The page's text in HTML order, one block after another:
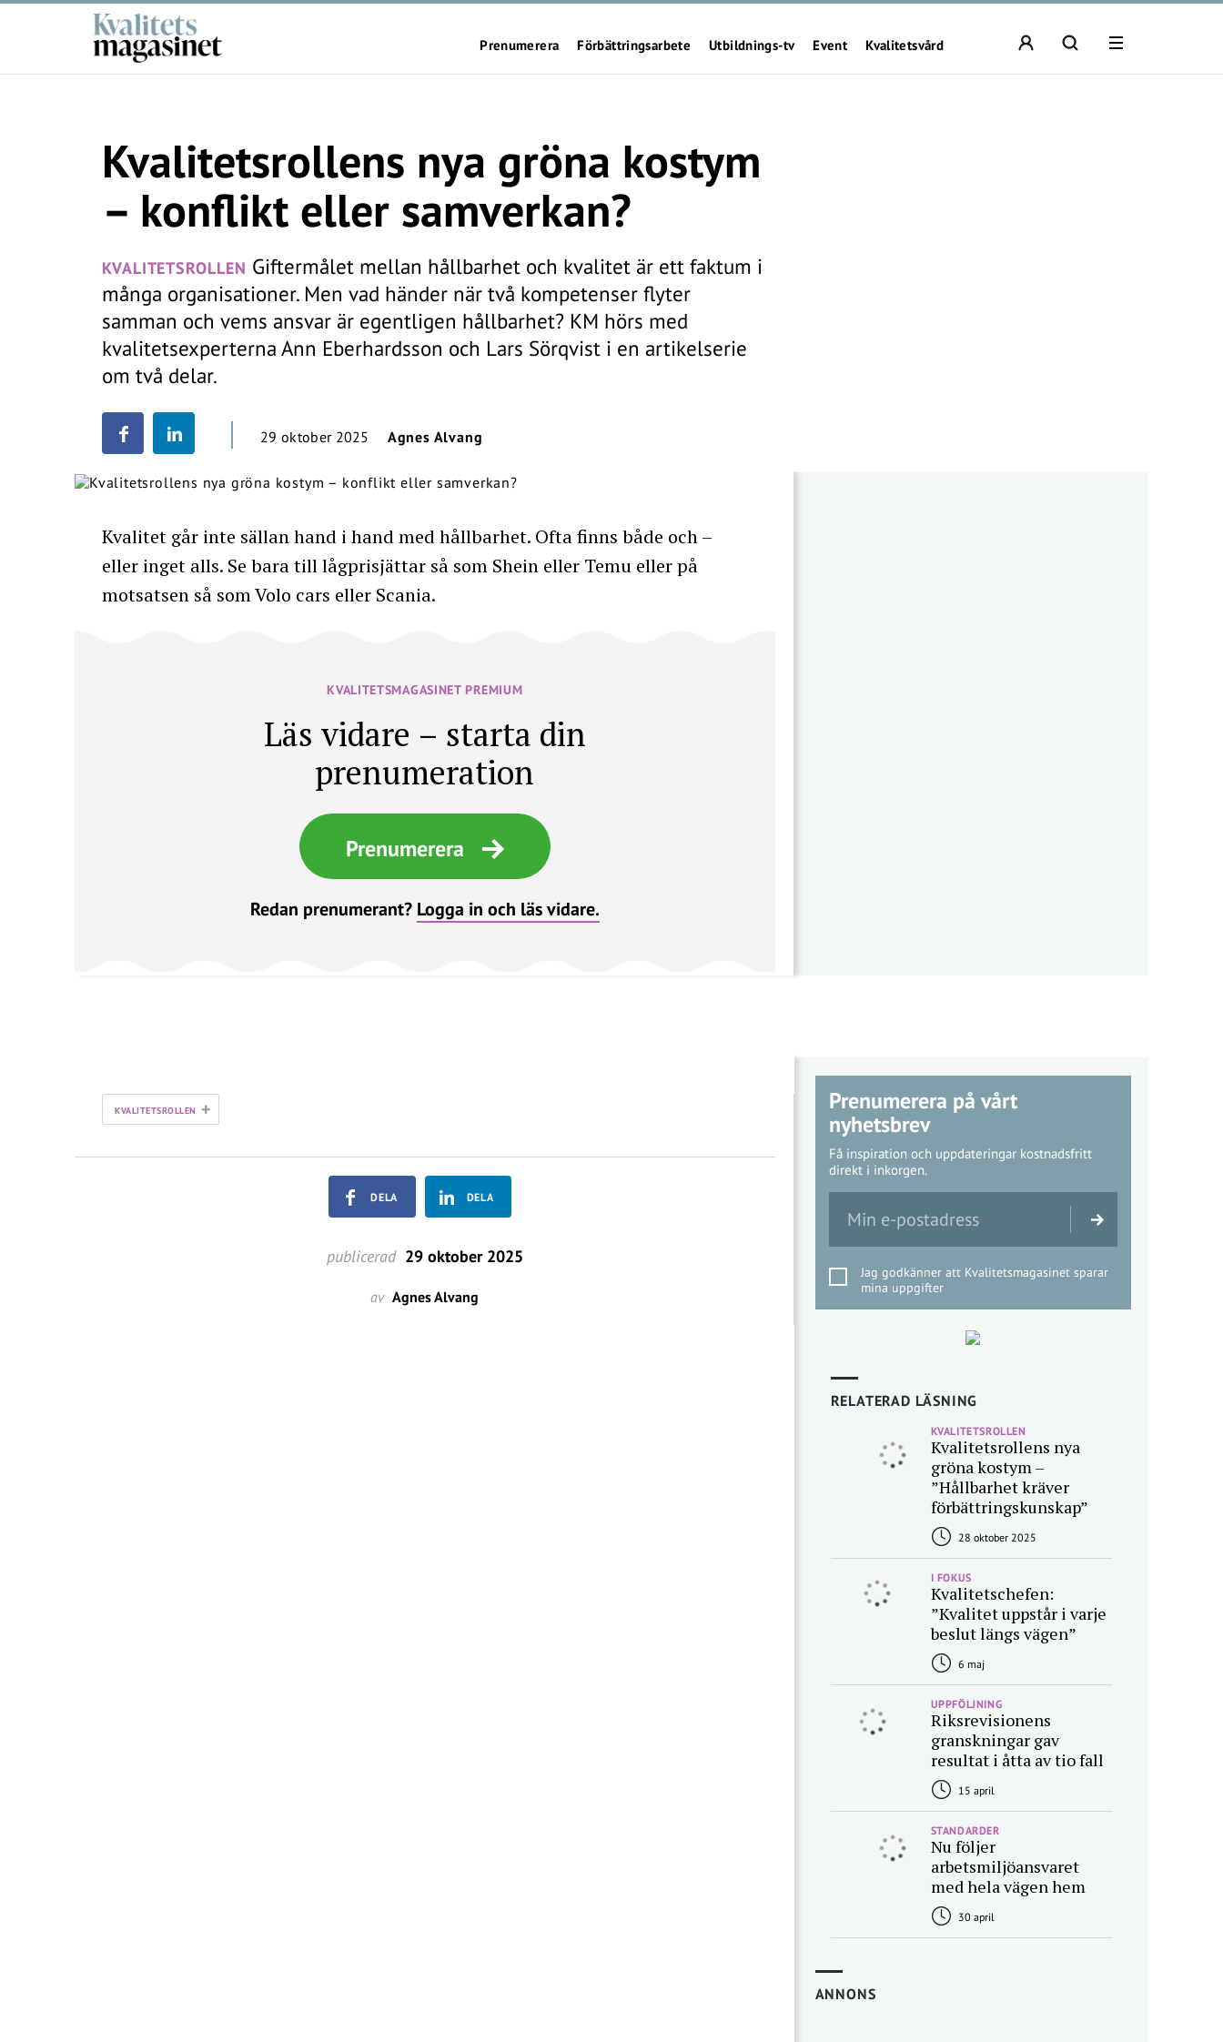
Prenumerera Förbättringsarbete Utbildnings-tv Event Kvalitetsvård
Kvalitetsrollens nya gröna kostym
– konflikt eller samverkan?
KVALITETSROLLEN Giftermålet mellan hållbarhet och kvalitet är ett faktum i
många organisationer. Men vad händer när två kompetenser flyter
samman och vems ansvar är egentligen hållbarhet? KM hörs med
kvalitetsexperterna Ann Eberhardsson och Lars Sörqvist i en artikelserie
om två delar.
29 oktober 2025 Agnes Alvang
Kvalitet går inte sällan hand i hand med hållbarhet. Ofta finns både och –
eller inget alls. Se bara till lågprisjättar så som Shein eller Temu eller på
motsatsen så som Volo cars eller Scania.
KVALITETSMAGASINET PREMIUM
Läs vidare – starta din
prenumeration
Prenumerera
Redan prenumerant? Logga in och läs vidare.
KVALITETSROLLEN +
DELA DELA
publicerad 29 oktober 2025
av Agnes Alvang
Prenumerera på vårt
nyhetsbrev
Få inspiration och uppdateringar kostnadsfritt
direkt i inkorgen.
Jag godkänner att Kvalitetsmagasinet sparar
mina uppgifter
RELATERAD LÄSNING
KVALITETSROLLEN
Kvalitetsrollens nya
gröna kostym –
”Hållbarhet kräver
förbättringskunskap”
28 oktober 2025
I FOKUS
Kvalitetschefen:
”Kvalitet uppstår i varje
beslut längs vägen”
6 maj
UPPFÖLJNING
Riksrevisionens
granskningar gav
resultat i åtta av tio fall
15 april
STANDARDER
Nu följer
arbetsmiljöansvaret
med hela vägen hem
30 april
ANNONS